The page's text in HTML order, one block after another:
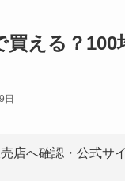
える？
日
店へ確認・公式サ